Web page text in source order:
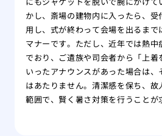
かし、斎場の建物内に入ったら、
用し、式が終わって会場を出るまで
マナーです。ただし、近年では熱
でおり、ご遺族や司会者から「上着
いったアナウンスがあった場合は、
はあたりません。清潔感を保ち、故
範囲で、賢く暑さ対策を行うことが